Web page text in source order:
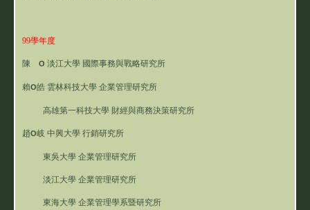
99學年度
陳 O 淡江大學 國際事務與戰略研究所
賴O皓 雲林科技大學 企業管理研究所
高雄第一科技大學 財經與商務決策研究所
趙O岐 中興大學 行銷研究所
東吳大學 企業管理研究所
淡江大學 企業管理研究所
東海大學 企業管理學系暨研究所